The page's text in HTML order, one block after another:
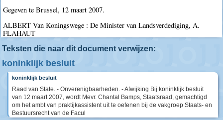
Gegeven te Brussel, 12 maart 2007.
ALBERT Van Koningswege : De Minister van Landsverdediging, A.
FLAHAUT
Teksten die naar dit document verwijzen:
koninklijk besluit
koninklijk besluit
Raad van State. - Onverenigbaarheden. - Afwijking Bij koninklijk besluit
van 12 maart 2007, wordt Mevr. Chantal Bamps, Staatsraad, gemachtigd
om het ambt van praktijkassistent uit te oefenen bij de vakgroep Staats- en
Bestuursrecht van de Facul